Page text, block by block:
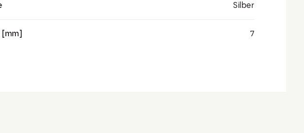
Silber
[mm] 7